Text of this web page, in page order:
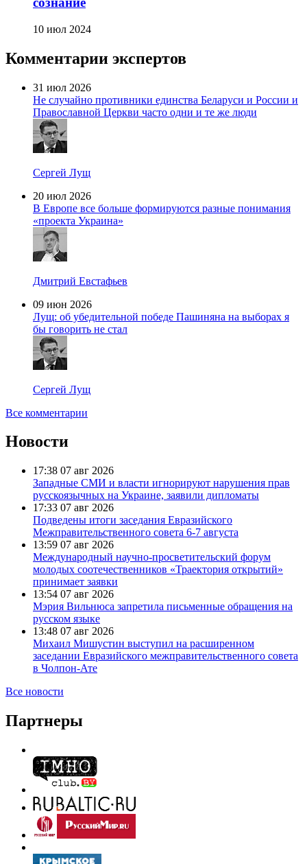
10 июл 2024
Комментарии экспертов
31 июл 2026
Не случайно противники единства Беларуси и России и
Православной Церкви часто одни и те же люди
Сергей Лущ
20 июл 2026
В Европе все больше формируются разные понимания
«проекта Украина»
Дмитрий Евстафьев
09 июн 2026
Лущ: об убедительной победе Пашиняна на выборах я
бы говорить не стал
Сергей Лущ
Все комментарии
Новости
17:38 07 авг 2026
Западные СМИ и власти игнорируют нарушения прав
русскоязычных на Украине, заявили дипломаты
17:33 07 авг 2026
Подведены итоги заседания Евразийского
Межправительственного совета 6-7 августа
13:59 07 авг 2026
Международный научно-просветительский форум
молодых соотечественников «Траектория открытий»
принимает заявки
13:54 07 авг 2026
Мэрия Вильнюса запретила письменные обращения на
русском языке
13:48 07 авг 2026
Михаил Мишустин выступил на расширенном
заседании Евразийского межправительственного совета
в Чолпон-Ате
Все новости
Партнеры